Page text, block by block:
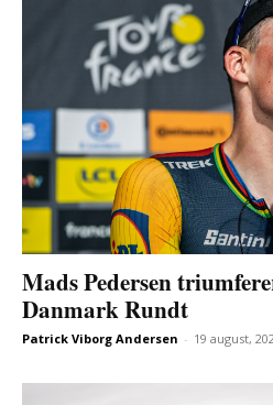
Mads Pedersen
Danmark Rundt
Patrick Viborg Andersen - 19 august,